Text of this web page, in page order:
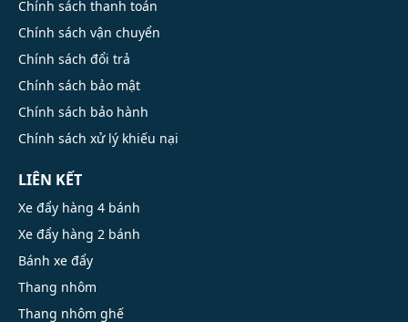
Chính sách thanh toán
Chính sách vận chuyển
Chính sách đổi trả
Chính sách bảo mật
Chính sách bảo hành
Chính sách xử lý khiếu nại
LIÊN KẾT
Xe đẩy hàng 4 bánh
Xe đẩy hàng 2 bánh
Bánh xe đẩy
Thang nhôm
Thang nhôm ghế